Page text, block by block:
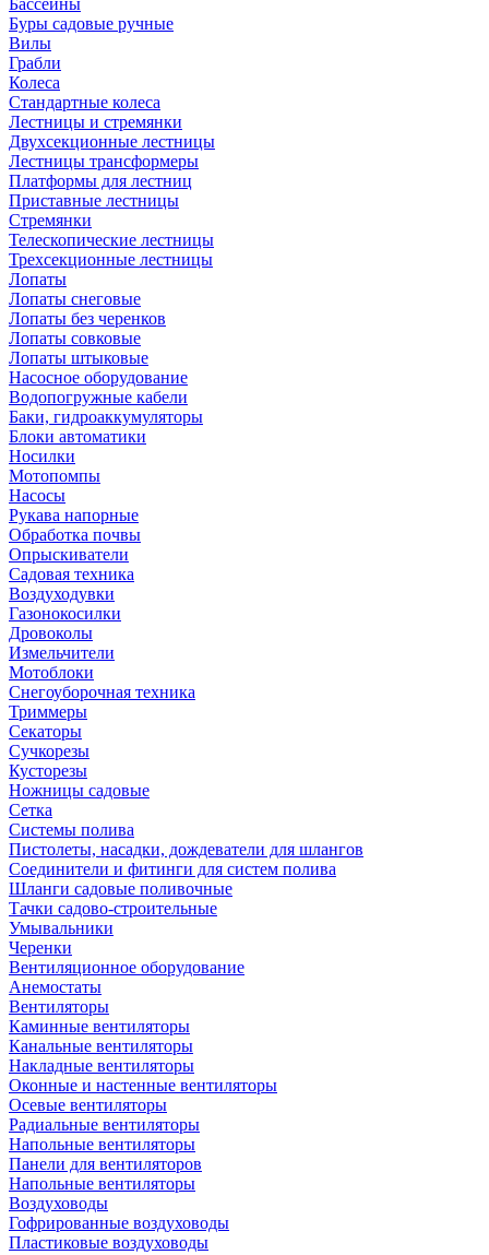
Бассейны
Буры садовые ручные
Вилы
Грабли
Колеса
Стандартные колеса
Лестницы и стремянки
Двухсекционные лестницы
Лестницы трансформеры
Платформы для лестниц
Приставные лестницы
Стремянки
Телескопические лестницы
Трехсекционные лестницы
Лопаты
Лопаты снеговые
Лопаты без черенков
Лопаты совковые
Лопаты штыковые
Насосное оборудование
Водопогружные кабели
Баки, гидроаккумуляторы
Блоки автоматики
Носилки
Мотопомпы
Насосы
Рукава напорные
Обработка почвы
Опрыскиватели
Садовая техника
Воздуходувки
Газонокосилки
Дровоколы
Измельчители
Мотоблоки
Снегоуборочная техника
Триммеры
Секаторы
Сучкорезы
Кусторезы
Ножницы садовые
Сетка
Системы полива
Пистолеты, насадки, дождеватели для шлангов
Соединители и фитинги для систем полива
Шланги садовые поливочные
Тачки садово-строительные
Умывальники
Черенки
Вентиляционное оборудование
Анемостаты
Вентиляторы
Каминные вентиляторы
Канальные вентиляторы
Накладные вентиляторы
Оконные и настенные вентиляторы
Осевые вентиляторы
Радиальные вентиляторы
Напольные вентиляторы
Панели для вентиляторов
Напольные вентиляторы
Воздуховоды
Гофрированные воздуховоды
Пластиковые воздуховоды